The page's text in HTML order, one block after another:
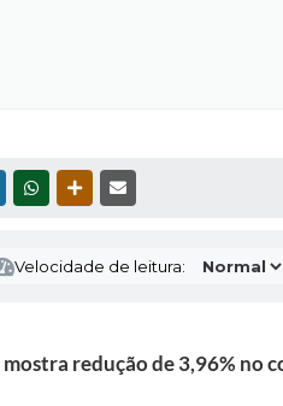
TWITTERWHATSAPPOUTRAS MÍDIAS
Velocidade de leitura:
mostra redução de 3,96% no